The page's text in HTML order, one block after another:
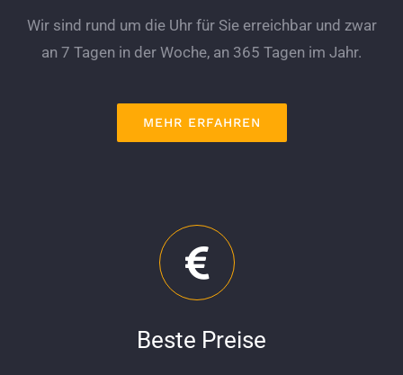
Wir sind rund um die Uhr für Sie erreichbar und zwar
an 7 Tagen in der Woche, an 365 Tagen im Jahr.
MEHR ERFAHREN
Beste Preise